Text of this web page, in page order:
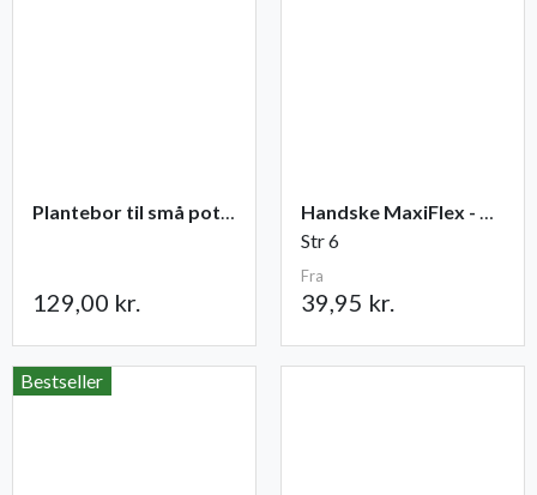
Plantebor til små potter
129,00 kr.
Handske MaxiFlex - Ultimate
Str 6
Fra
39,95 kr.
Bestseller